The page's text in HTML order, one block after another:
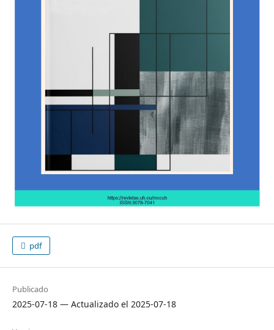
pdf
Publicado
2025-07-18 — Actualizado el 2025-07-18